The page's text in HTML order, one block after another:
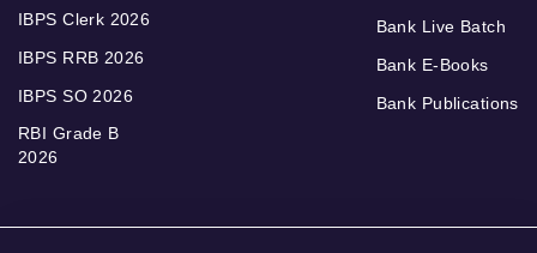
IBPS Clerk 2026
IBPS RRB 2026
IBPS SO 2026
RBI Grade B
2026
Bank Live Batch
Bank E-Books
Bank Publications